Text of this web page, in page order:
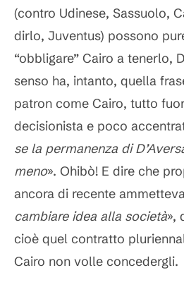
(contro Udinese, Sassuolo,
dirlo, Juventus) possono
“obbligare” Cairo a tenerlo,
senso ha, intanto, quella
patron come Cairo, tutto
decisionista e poco
se la permanenza di
meno». Ohibò! E dire che
ancora di recente
cambiare idea alla società»,
cioè quel contratto
Cairo non volle concedergli.